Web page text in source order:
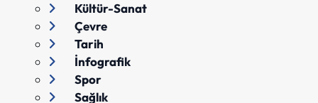
Kültür-Sanat
Çevre
Tarih
İnfografik
Spor
Sağlık